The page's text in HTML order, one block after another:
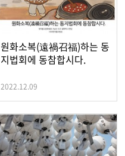
원화소복(遠禍召福)하는 동
지법회에 동참합시다.
2022.12.09